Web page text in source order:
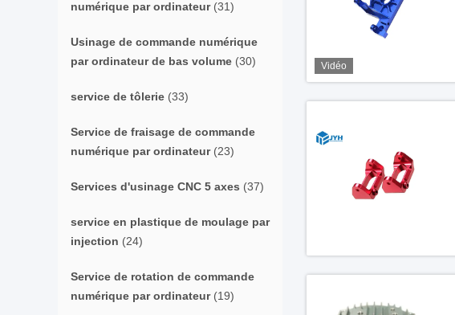
numérique par ordinateur(31)
Usinage de commande numérique
par ordinateur de bas volume (30)
service de tôlerie (33)
Service de fraisage de commande
numérique par ordinateur(23)
Services d'usinage CNC 5 axes (37)
service en plastique de moulage par
injection (24)
Service de rotation de commande
numérique par ordinateur(19)
Vidéo